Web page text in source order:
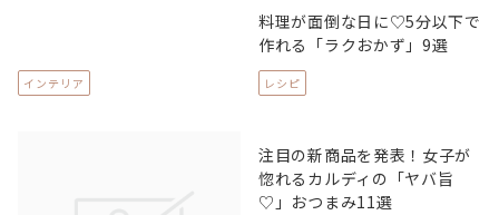
インテリア
料理が面倒な日に♡5分以下で
作れる「ラクおかず」9選
レシピ
注目の新商品を発表！女子が
惚れるカルディの「ヤバ旨
♡」おつまみ11選